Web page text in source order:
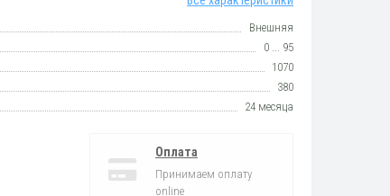
Внешняя
0 ... 95
1070
380
24 месяца
Оплата
Принимаем оплату
online